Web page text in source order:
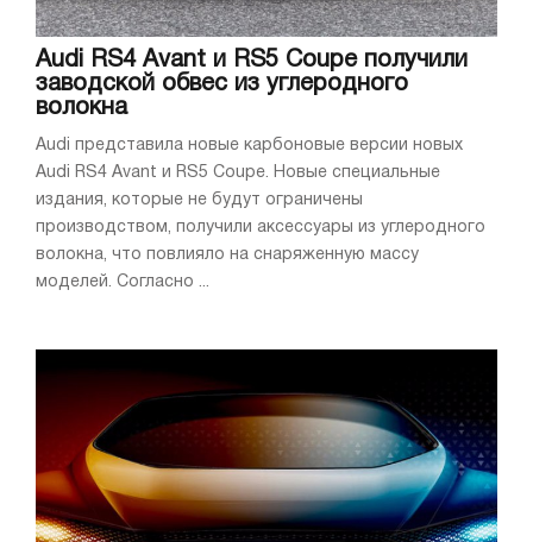
Audi RS4 Avant и RS5 Coupe получили
заводской обвес из углеродного
волокна
Audi представила новые карбоновые версии новых
Audi RS4 Avant и RS5 Coupe. Новые специальные
издания, которые не будут ограничены
производством, получили аксессуары из углеродного
волокна, что повлияло на снаряженную массу
моделей. Согласно ...